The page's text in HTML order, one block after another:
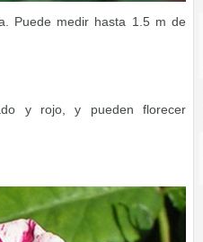
Puede medir hasta 1.5 m de
y rojo, y pueden florecer